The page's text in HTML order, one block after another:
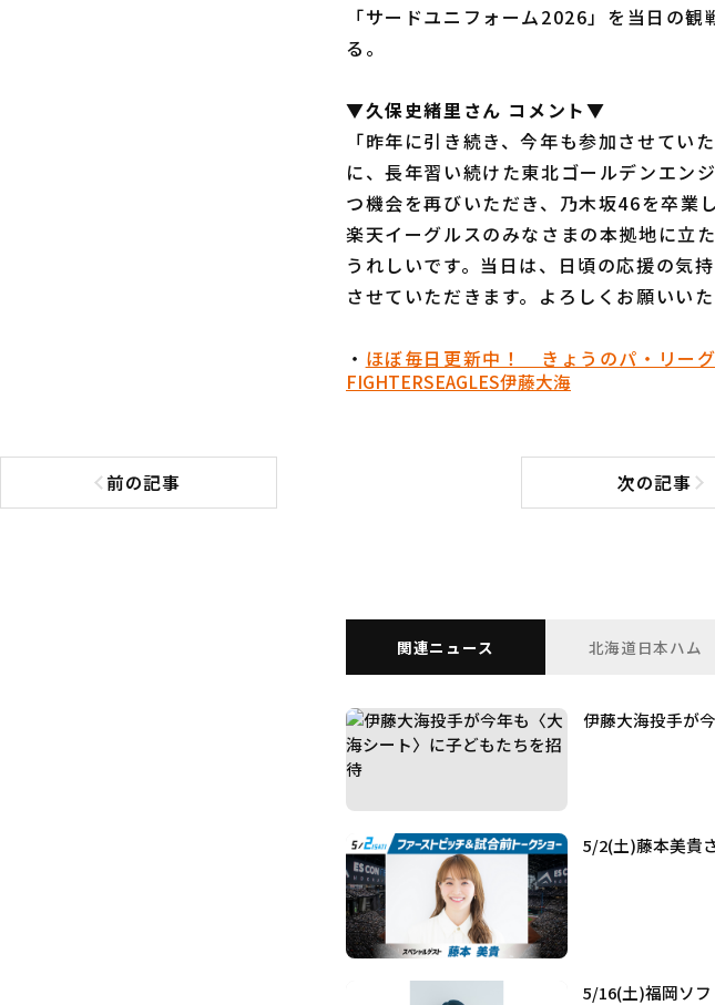
「サードユニフォーム2026」を当日の
る。
▼久保史緒里さん コメント▼
「昨年に引き続き、今年も参加させてい
に、長年習い続けた東北ゴールデンエン
つ機会を再びいただき、乃木坂46を卒業
楽天イーグルスのみなさまの本拠地に立
うれしいです。当日は、日頃の応援の気
させていただきます。よろしくお願いいた
・ ほぼ毎日更新中！ きょうのパ・リーグ
FIGHTERSEAGLES伊藤大海
前の記事
前の記事へ 次の記事
次の記
関連ニュース 北海道日本ハム
伊藤大海投手が
5/2(土)藤本美貴
5/16(土)福岡ソ